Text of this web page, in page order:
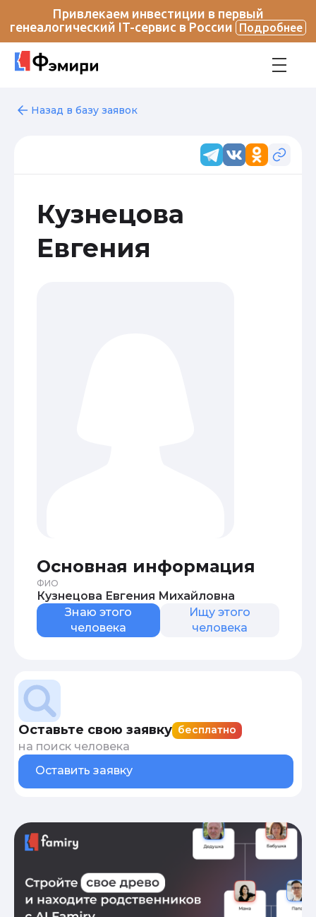
Привлекаем инвестиции в первый
генеалогический IT-сервис в России
Подробнее
Назад в базу заявок
Кузнецова
Евгения
Основная информация
ФИО
Кузнецова Евгения Михайловна
Знаю этого
человека
Ищу этого
человека
Оставьте свою заявку бесплатно
на поиск человека
Оставить заявку